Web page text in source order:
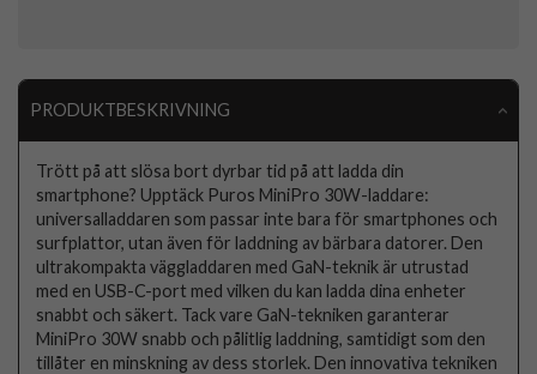
PRODUKTBESKRIVNING
Trött på att slösa bort dyrbar tid på att ladda din
smartphone? Upptäck Puros MiniPro 30W-laddare:
universalladdaren som passar inte bara för smartphones och
surfplattor, utan även för laddning av bärbara datorer. Den
ultrakompakta väggladdaren med GaN-teknik är utrustad
med en USB-C-port med vilken du kan ladda dina enheter
snabbt och säkert. Tack vare GaN-tekniken garanterar
MiniPro 30W snabb och pålitlig laddning, samtidigt som den
tillåter en minskning av dess storlek. Den innovativa tekniken